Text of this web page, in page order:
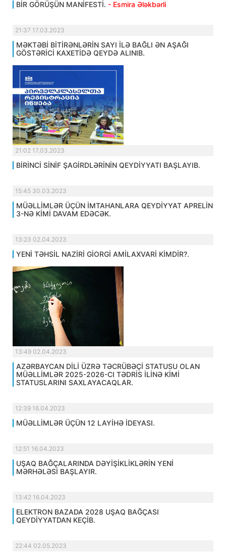
BİR GÖRÜŞÜN MANİFESTİ. - Esmira Ələkbərli
21:37 17.03.2023
MƏKTƏBİ BİTİRƏNLƏRİN SAYI İLƏ BAĞLI ƏN AŞAĞI
GÖSTƏRİCİ KAXETİDƏ QEYDƏ ALINIB.
21:02 17.03.2023
BİRİNCİ SİNİF ŞAGİRDLƏRİNİN QEYDİYYATI BAŞLAYIB.
15:45 30.03.2023
MÜƏLLİMLƏR ÜÇÜN İMTAHANLARA QEYDİYYAT APRELİN
3-NƏ KİMİ DAVAM EDƏCƏK.
13:23 02.04.2023
YENİ TƏHSİL NAZİRİ GİORGİ AMİLAXVARİ KİMDİR?.
13:49 02.04.2023
AZƏRBAYCAN DİLİ ÜZRƏ TƏCRÜBƏÇİ STATUSU OLAN
MÜƏLLİMLƏR 2025-2026-CI TƏDRİS İLİNƏ KİMİ
STATUSLARINI SAXLAYACAQLAR.
12:39 16.04.2023
MÜƏLLİMLƏR ÜÇÜN 12 LAYİHƏ İDEYASI.
12:51 16.04.2023
UŞAQ BAĞÇALARINDA DƏYİŞİKLİKLƏRİN YENİ
MƏRHƏLƏSİ BAŞLAYIR.
13:42 16.04.2023
ELEKTRON BAZADA 2028 UŞAQ BAĞÇASI
QEYDİYYATDAN KEÇİB.
22:44 02.05.2023